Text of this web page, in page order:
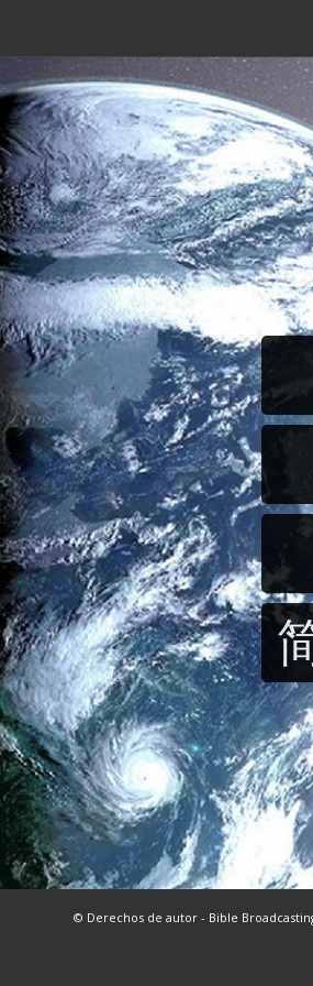
© Derechos de autor - Bible